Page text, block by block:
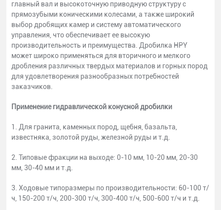
главный вал и высокоточную приводную структуру с
прямозубыми коническими колесами, а также широкий
выбор дробящих камер и систему автоматического
управления, что обеспечивает ее высокую
производительность и преимущества. Дробилка HPY
может широко применяться для вторичного и мелкого
дробления различных твердых материалов и горных пород
для удовлетворения разнообразных потребностей
заказчиков.
Применение гидравлической конусной дробилки
1. Для гранита, каменных пород, щебня, базальта,
известняка, золотой руды, железной руды и т.д.
2. Типовые фракции на выходе: 0-10 мм, 10-20 мм, 20-30
мм, 30-40 мм и т.д.
3. Ходовые типоразмеры по производительности: 60-100 т/
ч, 150-200 т/ч, 200-300 т/ч, 300-400 т/ч, 500-600 т/ч и т.д.